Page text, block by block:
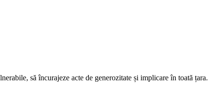
să încurajeze acte de generozitate și implicare în toată țara.